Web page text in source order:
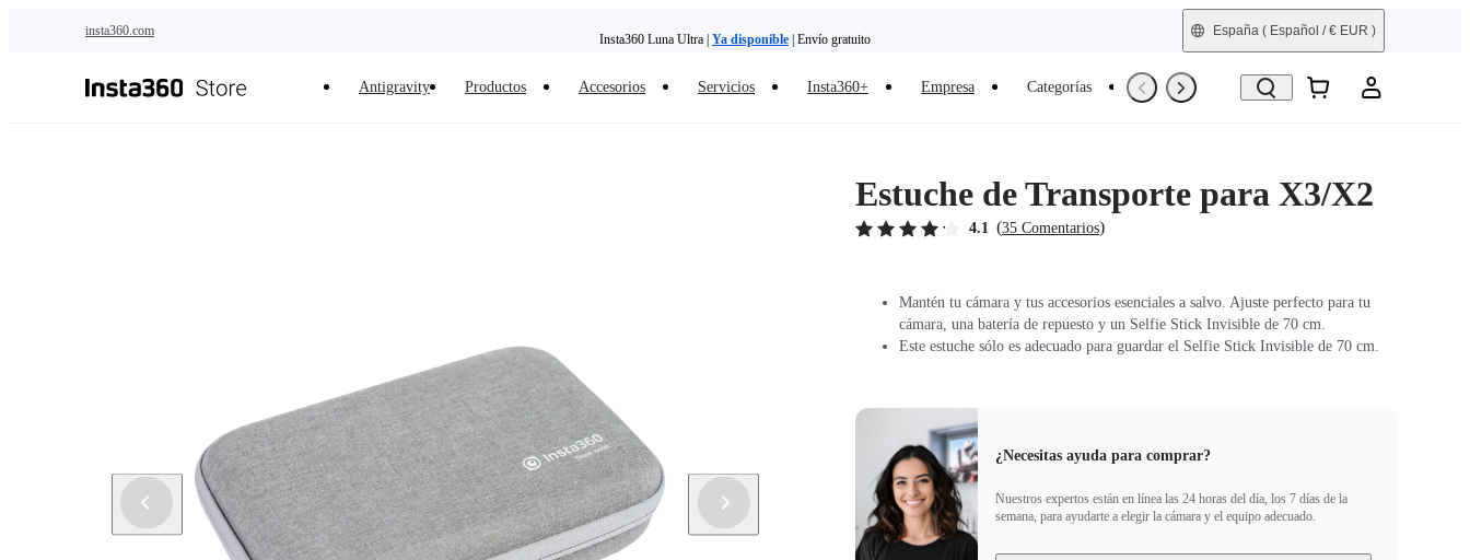
insta360.com
Insta360 Luna Ultra | Ya disponible | Envío gratuito
España ( Español / € EUR )
Antigravity Productos Accesorios Servicios Insta360+ Empresa Categorías Trade-In Reacondicionada
Estuche de Transporte para X3/X2
4.1 (35 Comentarios)
Mantén tu cámara y tus accesorios esenciales a salvo. Ajuste perfecto para tu
cámara, una batería de repuesto y un Selfie Stick Invisible de 70 cm.
Este estuche sólo es adecuado para guardar el Selfie Stick Invisible de 70 cm.
¿Necesitas ayuda para comprar?
Nuestros expertos están en línea las 24 horas del día, los 7 días de la
semana, para ayudarte a elegir la cámara y el equipo adecuado.